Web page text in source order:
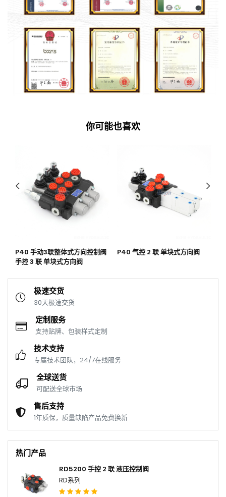
你可能也喜欢
P40 手动3联整体式方向控制阀
手控 3 联 单块式方向阀
P40 气控 2 联 单块式方向阀
极速交货
30天极速交货
定制服务
支持贴牌、包装样式定制
技术支持
专属技术团队，24/7在线服务
全球送货
可配送全球市场
售后支持
1年质保，质量缺陷产品免费换新
热门产品
RD5200 手控 2 联 液压控制阀
RD系列